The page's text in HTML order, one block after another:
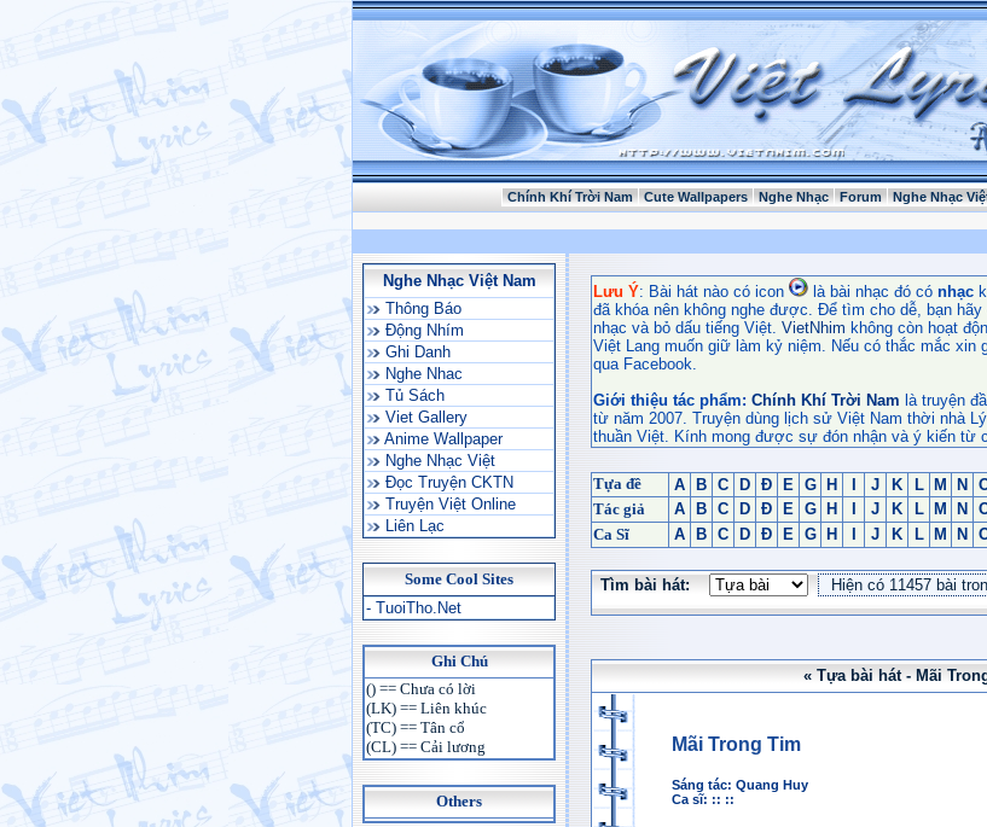
Chính Khí Trời Nam Cute Wallpapers Nghe Nhạc Forum Nghe Nhạc
Nghe Nhạc Việt Nam
Thông Báo
Động Nhím
Ghi Danh
Nghe Nhac
Tủ Sách
Viet Gallery
Anime Wallpaper
Nghe Nhạc Việt
Đọc Truyện CKTN
Truyện Việt Online
Liên Lạc
Some Cool Sites
- TuoiTho.Net
Ghi Chú
() == Chưa có lời
(LK) == Liên khúc
(TC) == Tân cổ
(CL) == Cải lương
Others
Lưu Ý: Bài hát nào có icon là bài nhạc đó có nhạc
đã khóa nên không nghe được. Để tìm cho dễ, bạn
nhạc và bỏ dấu tiếng Việt. VietNhim không còn hoạt
Việt Lang muốn giữ làm kỷ niệm. Nếu có thắc mắc xin
qua Facebook.
Giới thiệu tác phẩm: Chính Khí Trời Nam là truyện
từ năm 2007. Truyện dùng lịch sử Việt Nam thời nhà
thuần Việt. Kính mong được sự đón nhận và ý kiến từ
Tựa đề A B C D Đ E G H J K L M N
Tác giả
A B C D Đ E G H J K L M N
Ca Sĩ
A B C D Đ E G H J K L M N
Tìm bài hát:
« Tựa bài hát - Mãi
Mãi Trong Tim
Sáng tác: Quang Huy
Ca sĩ: :: ::